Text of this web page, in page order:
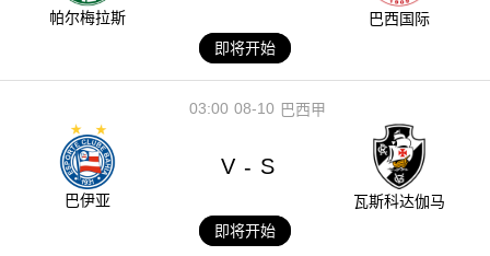
帕尔梅拉斯
巴西国际
即将开始
08-10
03:00 巴西甲
巴伊亚
V - S
瓦斯科达伽马
即将开始